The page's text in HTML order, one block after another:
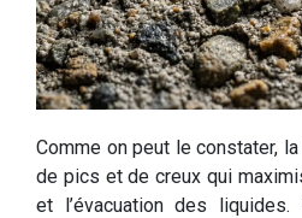
Comme on peut le constater,
de pics et de creux qui
et l’évacuation des